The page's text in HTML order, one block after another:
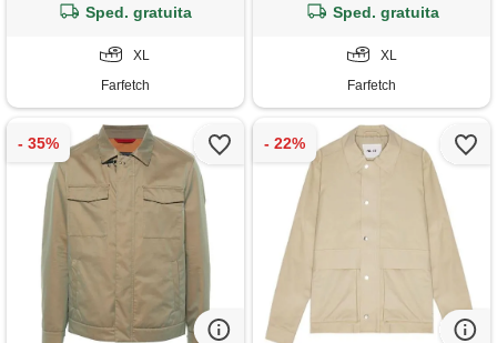
Sped. gratuita
XL
Farfetch
Sped. gratuita
XL
Farfetch